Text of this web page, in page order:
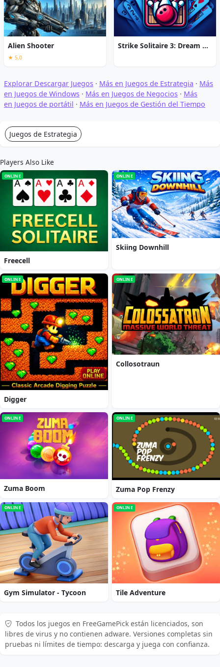
Alien Shooter
★ 5,0
Strike Solitaire 3: Dream Resort
Explorar Descargar Juegos · Más en Juegos de Estrategia · Más
en Juegos de Windows · Más en Juegos de Negocios · Más
en Juegos de portátil · Más en Juegos de Gestión del Tiempo
Juegos de Estrategia
Players Also Like
ONLINE
Freecell
ONLINE
Skiing Downhill
ONLINE
Digger
ONLINE
Collosotraun
ONLINE
Zuma Boom
ONLINE
Zuma Pop Frenzy
ONLINE
Gym Simulator - Tycoon
ONLINE
Tile Adventure
Todos los juegos en FreeGamePick están licenciados, son
libres de virus y no contienen adware. Versiones completas sin
pruebas ni límites de tiempo: descarga y juega con confianza.